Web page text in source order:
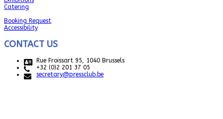
Catering
Booking Request
Accessibility
CONTACT US
Rue Froissart 95, 1040 Brussels
+32 (0)2 201 37 05
secretary@pressclub.be